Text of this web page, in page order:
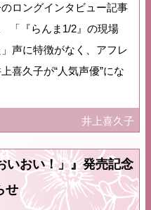
ロングインタビュー記事
「『らんま1/2』の現場
声に特徴がなく、アフレ
喜久子が“人気声優”にな
井上喜久子
いおい！」』発売記念
せ